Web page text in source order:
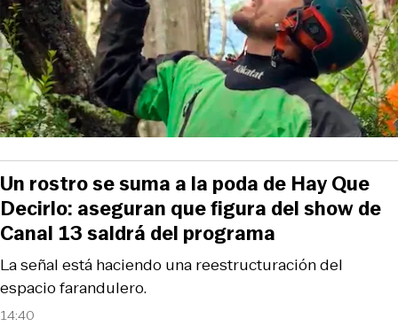
14:40
La señal está haciendo una reestructuración del
espacio farandulero.
Un rostro se suma a la poda de Hay Que
Decirlo: aseguran que figura del show de
Canal 13 saldrá del programa